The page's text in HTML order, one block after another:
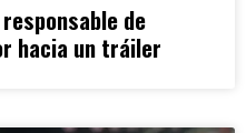
de
hacia un tráiler